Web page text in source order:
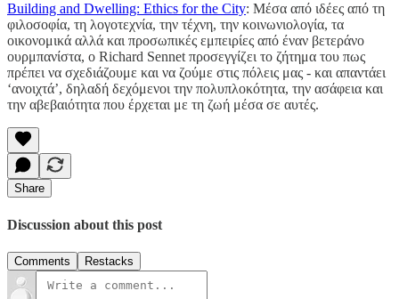
Building and Dwelling: Ethics for the City: Μέσα από ιδέες από τη
φιλοσοφία, τη λογοτεχνία, την τέχνη, την κοινωνιολογία, τα
οικονομικά αλλά και προσωπικές εμπειρίες από έναν βετεράνο
ουρμπανίστα, ο Richard Sennet προσεγγίζει το ζήτημα του πως
πρέπει να σχεδιάζουμε και να ζούμε στις πόλεις μας - και απαντάει
‘ανοιχτά’, δηλαδή δεχόμενοι την πολυπλοκότητα, την ασάφεια και
την αβεβαιότητα που έρχεται με τη ζωή μέσα σε αυτές.
Share
Discussion about this post
Comments Restacks